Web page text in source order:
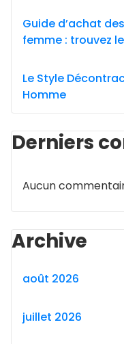
Guide d’achat
femme : trouvez
Le Style
Homme
Derniers
Aucun
Archive
août 2026
juillet 2026